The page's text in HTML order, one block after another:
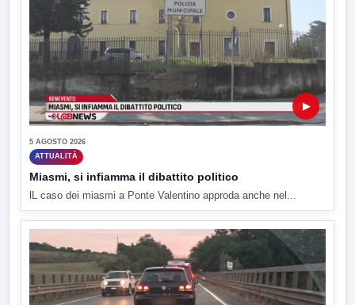
▶
5 AGOSTO 2026
ATTUALITÀ
Miasmi, si infiamma il dibattito politico
lL caso dei miasmi a Ponte Valentino approda anche nel...